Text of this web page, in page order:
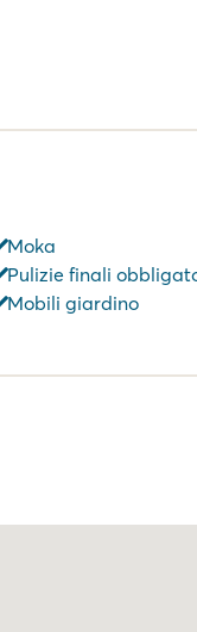
Moka
Pulizie finali
Mobili giardino